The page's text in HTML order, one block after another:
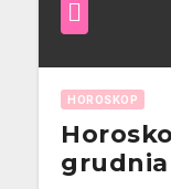
HOROSKOP
grudnia